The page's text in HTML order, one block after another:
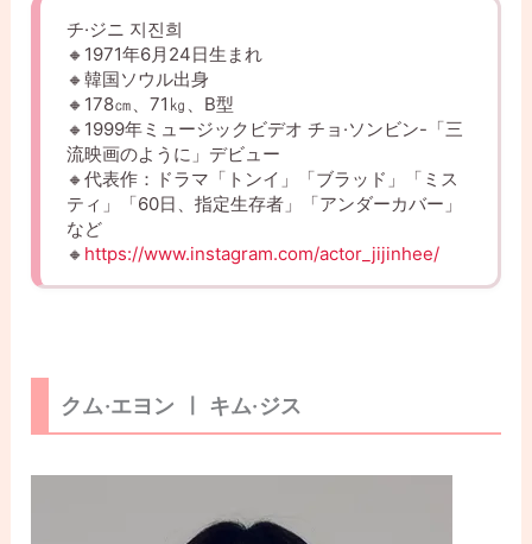
チ·ジニ 지진희
🔸1971年6月24日生まれ
🔸韓国ソウル出身
🔸178㎝、71㎏、B型
🔸1999年ミュージックビデオ チョ·ソンビン-「三
流映画のように」デビュー
🔸代表作：ドラマ「トンイ」「ブラッド」「ミス
ティ」「60日、指定生存者」「アンダーカバー」
など
🔸 https://www.instagram.com/actor_jijinhee/
クム·エヨン ㅣ キム·ジス